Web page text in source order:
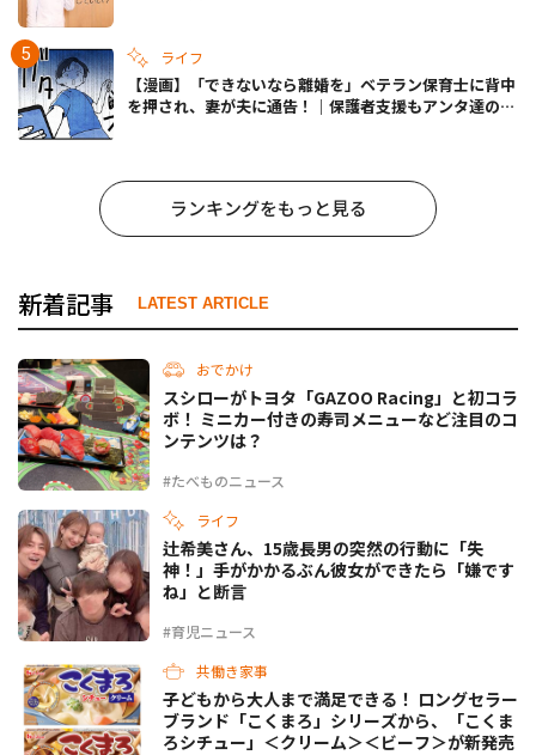
ライフ
【漫画】「できないなら離婚を」ベテラン保育士に背中
を押され、妻が夫に通告！｜保護者支援もアンタ達の仕
ランキングをもっと見る
新着記事 LATEST ARTICLE
おでかけ
#たべものニュース
スシローがトヨタ「GAZOO Racing」と初コラ
ボ！ ミニカー付きの寿司メニューなど注目のコ
ンテンツは？
ライフ
#育児ニュース
辻希美さん、15歳長男の突然の行動に「失
神！」手がかかるぶん彼女ができたら「嫌です
ね」と断言
共働き家事
子どもから大人まで満足できる！ ロングセラー
ブランド「こくまろ」シリーズから、「こくま
ろシチュー」＜クリーム＞＜ビーフ＞が新発売